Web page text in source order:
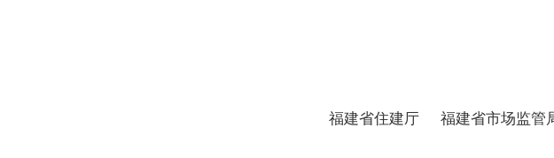
福建省住建厅 福建省市场监管